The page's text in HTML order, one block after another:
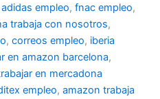
adidas empleo, fnac empleo,
trabaja con nosotros,
, correos empleo, iberia
en amazon barcelona,
en mercadona
empleo, amazon trabaja